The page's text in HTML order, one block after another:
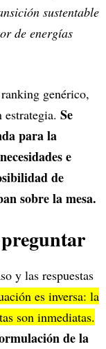
sustentable
de energías
genérico,
Se
para la
e
de
sobre la mesa.
y las respuestas
es inversa: la
son inmediatas.
de la